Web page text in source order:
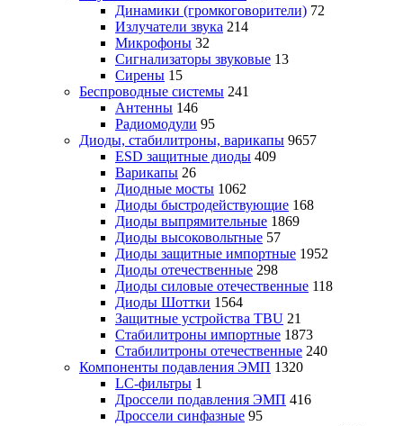
Динамики (громкоговорители) 72
Излучатели звука 214
Микрофоны 32
Сигнализаторы звуковые 13
Сирены 15
Беспроводные системы 241
Антенны 146
Радиомодули 95
Диоды, стабилитроны, варикапы 9657
ESD защитные диоды 409
Варикапы 26
Диодные мосты 1062
Диоды быстродействующие 168
Диоды выпрямительные 1869
Диоды высоковольтные 57
Диоды защитные импортные 1952
Диоды отечественные 298
Диоды силовые отечественные 118
Диоды Шоттки 1564
Защитные устройства TBU 21
Стабилитроны импортные 1873
Стабилитроны отечественные 240
Компоненты подавления ЭМП 1320
LC-фильтры 1
Дроссели подавления ЭМП 416
Дроссели синфазные 95